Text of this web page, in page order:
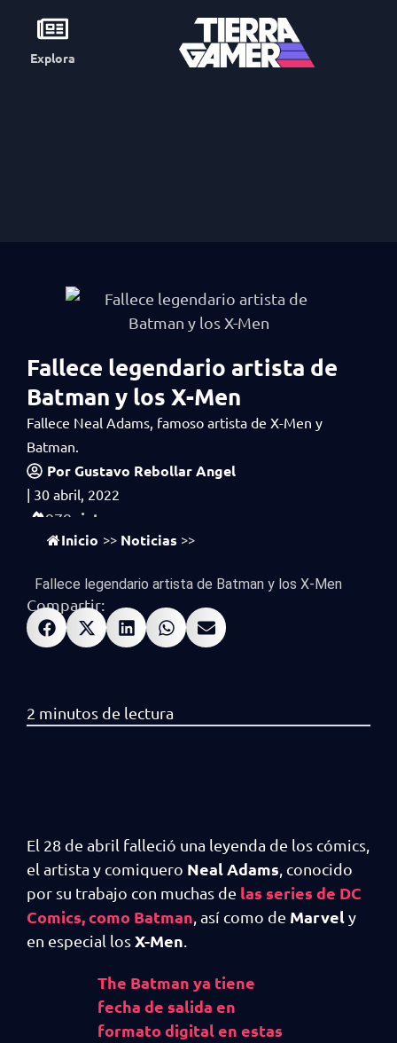
Explora
Fallece legendario artista de
Batman y los X-Men
Fallece Neal Adams, famoso artista de X-Men y
Batman.
PorGustavo Rebollar Angel
| 30 abril, 2022
979 vistas
Inicio >> Noticias >>
Fallece legendario artista de Batman y los X-Men
Compartir:
El 28 de abril falleció una leyenda de los cómics,
el artista y comiquero Neal Adams , conocido
por su trabajo con muchas de las series de DC
Comics, como Batman , así como de Marvely
en especial losX-Men
The Batman ya tiene
fecha de salida en
formato digital en estas